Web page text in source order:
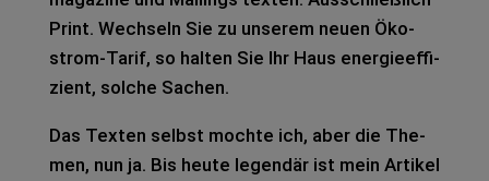
Print. Wech­seln Sie zu unse­rem neuen Öko­
strom-Tarif, so hal­ten Sie Ihr Haus ener­gie­ef­fi­
zi­ent, sol­che Sachen.
Das Tex­ten selbst moch­te ich, aber die The­
men, nun ja. Bis heute legen­där ist mein Arti­kel